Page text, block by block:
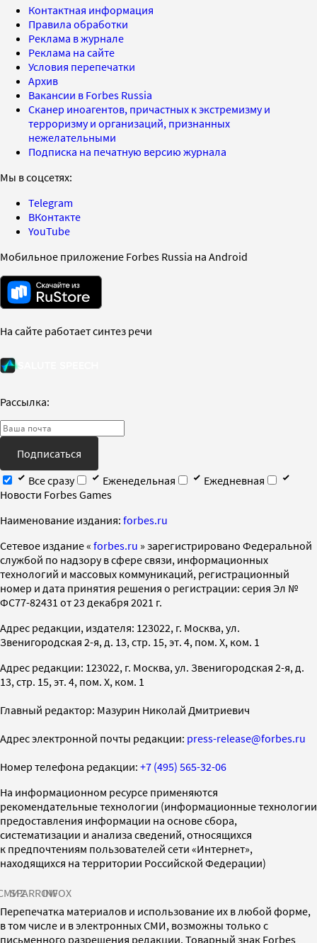
Контактная информация
Правила обработки
Реклама в журнале
Реклама на сайте
Условия перепечатки
Архив
Вакансии в Forbes Russia
Сканер иноагентов, причастных к экстремизму и
терроризму и организаций, признанных
нежелательными
Подписка на печатную версию журнала
Мы в соцсетях:
Telegram
ВКонтакте
YouTube
Мобильное приложение Forbes Russia на Android
На сайте работает синтез речи
Рассылка:
Подписаться
Все сразу
Еженедельная
Ежедневная
Новости Forbes Games
Наименование издания: forbes.ru
Cетевое издание « forbes.ru » зарегистрировано Федеральной
службой по надзору в сфере связи, информационных
технологий и массовых коммуникаций, регистрационный
номер и дата принятия решения о регистрации: серия Эл №
ФС77-82431 от 23 декабря 2021 г.
Адрес редакции, издателя: 123022, г. Москва, ул.
Звенигородская 2-я, д. 13, стр. 15, эт. 4, пом. X, ком. 1
Адрес редакции: 123022, г. Москва, ул. Звенигородская 2-я, д.
13, стр. 15, эт. 4, пом. X, ком. 1
Главный редактор: Мазурин Николай Дмитриевич
Адрес электронной почты редакции: press-release@forbes.ru
Номер телефона редакции: +7 (495) 565-32-06
На информационном ресурсе применяются
рекомендательные технологии (информационные технологии
предоставления информации на основе сбора,
систематизации и анализа сведений, относящихся
к предпочтениям пользователей сети «Интернет»,
находящихся на территории Российской Федерации)
SPARROWINFOX
Перепечатка материалов и использование их в любой форме,
в том числе и в электронных СМИ, возможны только с
письменного разрешения редакции. Товарный знак Forbes